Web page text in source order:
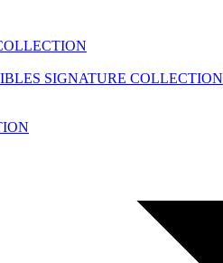
SIGNATURE COLLECTION